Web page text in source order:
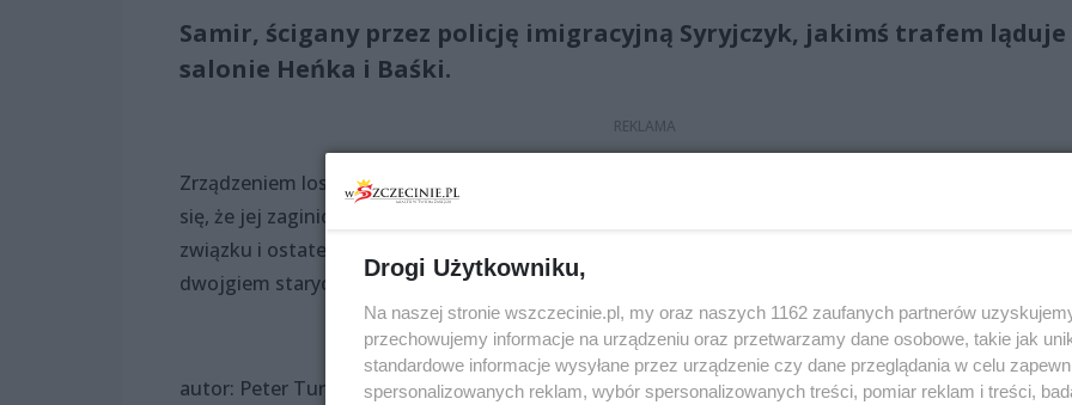
Samir, ścigany przez policję imigracyjną Syryjczyk, jakimś trafem ląduje
salonie Heńka i Baśki.
Zrządzeniem losu para emerytów ma w mieszkaniu pokój gościnny – od lat stoi pusty, bo Baśka
się, że jej zaginiony syn kiedyś jeszcze wróci. Pojawienie się Samira wprowadza ruch do
związku i ostatecznie, dzięki młodemu chłopakowi, odradza się uczucie i zainteresowanie między
dwojgiem starych ludzi.
autor: Peter Turrini
Drogi Użytkowniku,
Na naszej stronie wszczecinie.pl, my oraz naszych 1162 zaufanych partnerów
przechowujemy informacje na urządzeniu oraz przetwarzamy dane osobowe, takie jak
standardowe informacje wysyłane przez urządzenie czy dane przeglądania w celu
spersonalizowanych reklam, wybór spersonalizowanych treści, pomiar reklam i treści,